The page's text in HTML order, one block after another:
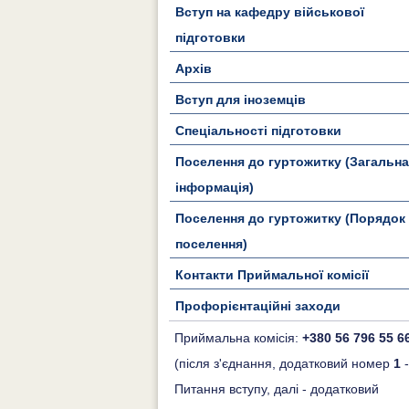
Вступ на кафедру військової
підготовки
Архів
Вступ для іноземців
Спеціальності підготовки
Поселення до гуртожитку (Загальна
інформація)
Поселення до гуртожитку (Порядок
поселення)
Контакти Приймальної комісії
Профорієнтаційні заходи
Приймальна комісія: +380 56 796 55
(після з'єднання, додатковий номер 1 -
Питання вступу, далі - додатковий